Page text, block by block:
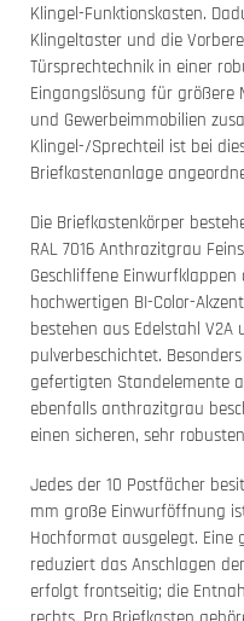
Klingel-Funktionskasten.
Klingeltaster und die
Türsprechtechnik in einer
Eingangslösung für größere
und Gewerbeimmobilien
Klingel-/Sprechteil ist bei
Briefkastenanlage
Die Briefkastenkörper
RAL 7016 Anthrazitgrau
Geschliffene
hochwertigen BI-Color-
bestehen aus Edelstahl V2A
pulverbeschichtet.
gefertigten Standelemente
ebenfalls anthrazitgrau
einen sicheren, sehr
Jedes der 10 Postfächer
mm große Einwurföffnung
Hochformat ausgelegt. Eine
reduziert das Anschlagen
erfolgt frontseitig; die